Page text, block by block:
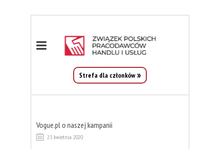
Strefa dla członków
Vogue.pl o naszej kampanii
23 kwietnia 2020